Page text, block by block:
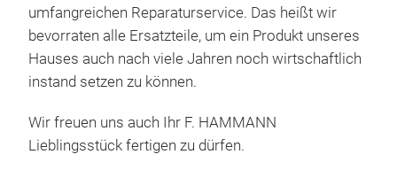
umfangreichen Reparaturservice. Das heißt wir
bevorraten alle Ersatzteile, um ein Produkt unseres
Hauses auch nach viele Jahren noch wirtschaftlich
instand setzen zu können.
Wir freuen uns auch Ihr F. HAMMANN
Lieblingsstück fertigen zu dürfen.